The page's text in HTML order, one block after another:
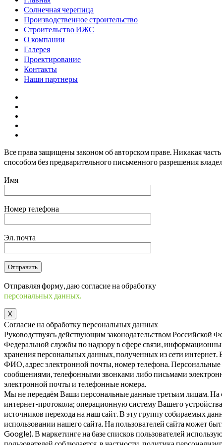
Солнечная черепица
Производственное строительство
Строительство ИЖС
О компании
Галерея
Проектирование
Контакты
Наши партнеры
Все права защищены законом об авторском праве. Никакая
способом без предварительного письменного разрешения
Имя
Номер телефона
Эл. почта
Отправляя форму, даю согласие на обработку
персональных данных.
X
Согласие на обработку персональных данных
Руководствуясь действующим законодательством
Федеральной службы по надзору в сфере связи,
хранения персональных данных, полученных из сети
ФИО, адрес электронной почты, номер телефона. Персональные
сообщениями, телефонными звонками либо письмами
электронной почты и телефонные номера.
Мы не передаём Ваши персональные данные третьим лицам. На
интернет-протокола; операционную систему Вашего
источников перехода на наш сайт. В эту группу собираемых
использовании нашего сайта. На пользователей сайта может
Google). В маркетинге на базе списков пользователей